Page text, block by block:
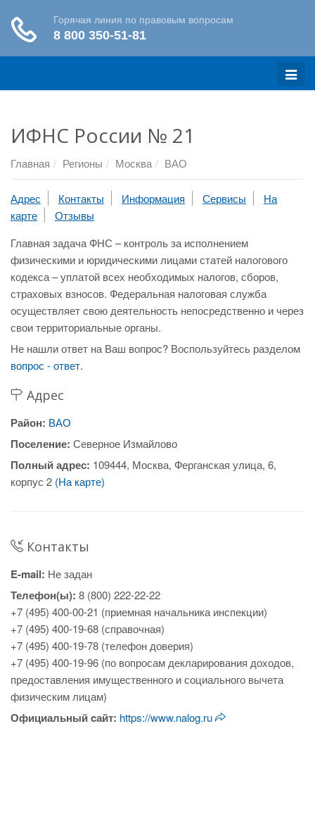
Меню
ИФНС России № 21
Главная Регионы Москва ВАО
Адрес Контакты Информация Сервисы
На
карте
Отзывы
Главная задача ФНС – контроль за исполнением
физическими и юридическими лицами статей налогового
кодекса – уплатой всех необходимых налогов, сборов,
страховых взносов. Федеральная налоговая служба
осуществляет свою деятельность непосредственно и через
свои территориальные органы.
Не нашли ответ на Ваш вопрос? Воспользуйтесь разделом
вопрос - ответ.
Адрес
Район: ВАО
Поселение: Северное Измайлово
Полный адрес: 109444, Москва, Ферганская улица, 6,
корпус 2 (На карте)
Контакты
E-mail: Не задан
Телефон(ы): 8 (800) 222-22-22
+7 (495) 400-00-21 (приемная начальника инспекции)
+7 (495) 400-19-68 (справочная)
+7 (495) 400-19-78 (телефон доверия)
+7 (495) 400-19-96 (по вопросам декларирования доходов,
предоставления имущественного и социального вычета
физическим лицам)
Официальный cайт: https://www.nalog.ru